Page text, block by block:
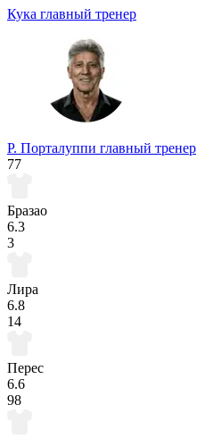
Кука главный тренер
Р. Порталуппи главный тренер
77
Бразао
6.3
3
Лира
6.8
14
Перес
6.6
98